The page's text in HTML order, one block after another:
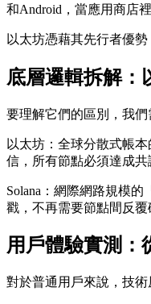
和Android，當應用商店
以太坊憑藉其先行者優
底層邏輯拆解：
要理解它們的區別，我們
以太坊：全球分散式帳本
信，所有節點必須達成
Solana：網際網路規模的
戳，不再需要節點間反覆
用戶體驗實測：
對於普通用戶來說，技術